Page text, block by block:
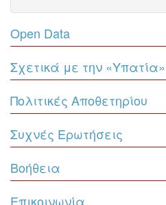
Open Data
Σχετικά με την «Υπατία»
Πολιτικές Αποθετηρίου
Συχνές Ερωτήσεις
Βοήθεια
Επικοινωνία